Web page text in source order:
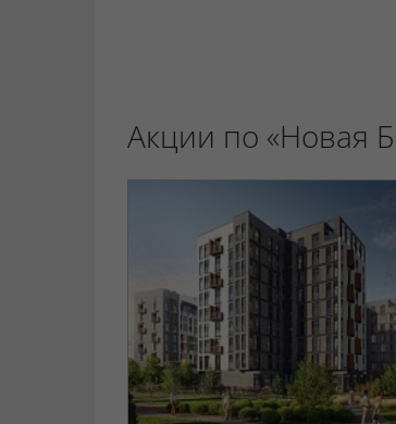
Акции по «Новая